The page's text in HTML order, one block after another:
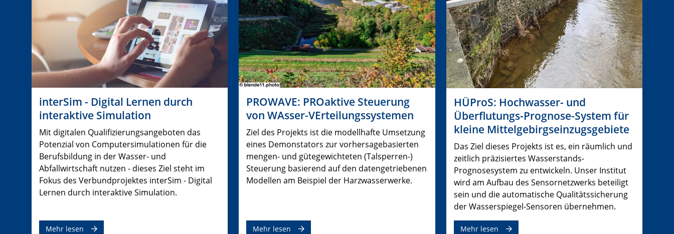
interSim - Digital Lernen durch
interaktive Simulation
Mit digitalen Qualifizierungsangeboten das
Potenzial von Computersimulationen für die
Berufsbildung in der Wasser- und
Abfallwirtschaft nutzen - dieses Ziel steht im
Fokus des Verbundprojektes interSim - Digital
Lernen durch interaktive Simulation.
Mehr lesen
PROWAVE: PROaktive Steuerung
von WAsser-VErteilungssystemen
Ziel des Projekts ist die modellhafte Umsetzung
eines Demonstators zur vorhersagebasierten
mengen- und gütegewichteten (Talsperren-)
Steuerung basierend auf den datengetriebenen
Modellen am Beispiel der Harzwasserwerke.
Mehr lesen
HÜProS: Hochwasser- und
Überflutungs-Prognose-System für
kleine Mittelgebirgseinzugsgebiete
Das Ziel dieses Projekts ist es, ein räumlich und
zeitlich präzisiertes Wasserstands-
Prognosesystem zu entwickeln. Unser Institut
wird am Aufbau des Sensornetzwerks beteiligt
sein und die automatische Qualitätssicherung
der Wasserspiegel-Sensoren übernehmen.
Mehr lesen